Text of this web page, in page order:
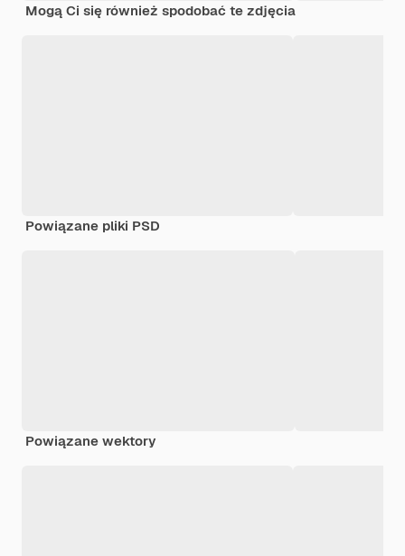
Mogą Ci się również spodobać te zdjęcia
Powiązane pliki PSD
Powiązane wektory